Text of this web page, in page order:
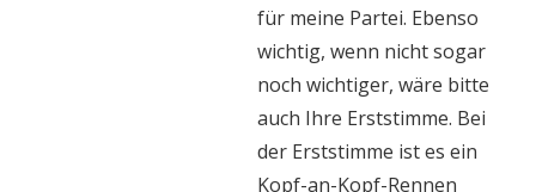
für meine Partei. Ebenso
wichtig, wenn nicht sogar
noch wichtiger, wäre bitte
auch Ihre Erststimme. Bei
der Erststimme ist es ein
Kopf-an-Kopf-Rennen